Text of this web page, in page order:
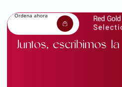
Ordena ahora
Juntos, escribimos